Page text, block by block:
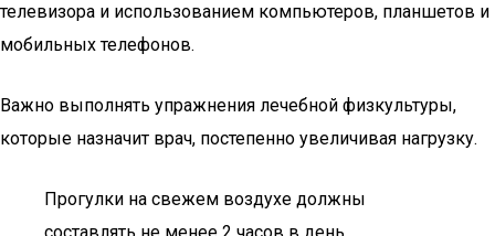
телевизора и использованием компьютеров, планшетов и
мобильных телефонов.
Важно выполнять упражнения лечебной физкультуры,
которые назначит врач, постепенно увеличивая нагрузку.
Прогулки на свежем воздухе должны